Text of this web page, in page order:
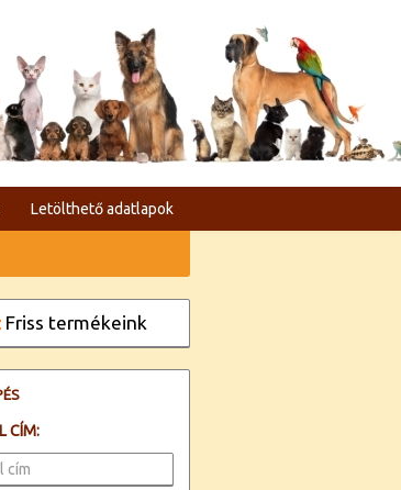
Letölthető adatlapok
Friss termékeink
CÍM: